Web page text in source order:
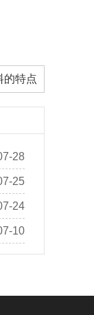
的特点
28
25
24
10